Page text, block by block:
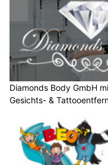
e
S
i
b
i
Diamonds Body GmbH
Gesichts- &